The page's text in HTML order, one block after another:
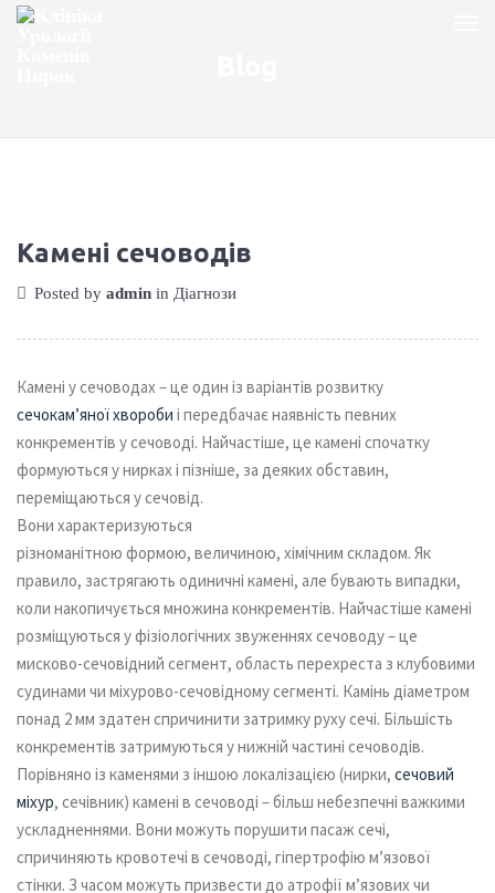
Камені сечоводів
Posted by admin in Діагнози
Камені у сечоводах – це один із варіантів розвитку
сечокам’яної хвороби і передбачає наявність певних
конкрементів у сечоводі. Найчастіше, це камені спочатку
формуються у нирках і пізніше, за деяких обставин,
переміщаються у сечовід.
Вони характеризуються
різноманітною формою, величиною, хімічним складом. Як
правило, застрягають одиничні камені, але бувають випадки,
коли накопичується множина конкрементів. Найчастіше камені
розміщуються у фізіологічних звуженнях сечоводу – це
мисково-сечовідний сегмент, область перехреста з клубовими
судинами чи міхурово-сечовідному сегменті. Камінь діаметром
понад 2 мм здатен спричинити затримку руху сечі. Більшість
конкрементів затримуються у нижній частині сечоводів.
Порівняно із каменями з іншою локалізацією (нирки, сечовий
міхур, сечівник) камені в сечоводі – більш небезпечні важкими
ускладненнями. Вони можуть порушити пасаж сечі,
спричиняють кровотечі в сечоводі, гіпертрофію м’язової
стінки. З часом можуть призвести до атрофії м’язових чи